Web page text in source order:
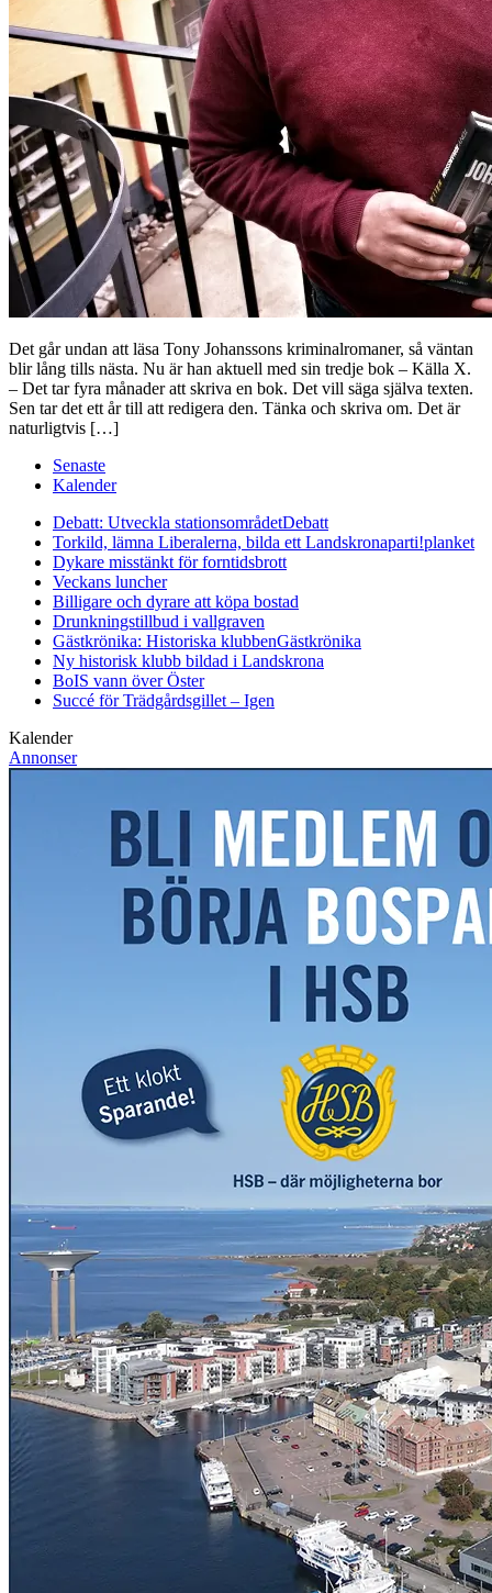
Det går undan att läsa Tony Johanssons kriminalromaner, så väntan
blir lång tills nästa. Nu är han aktuell med sin tredje bok – Källa X.
– Det tar fyra månader att skriva en bok. Det vill säga själva texten.
Sen tar det ett år till att redigera den. Tänka och skriva om. Det är
naturligtvis […]
Senaste
Kalender
Debatt: Utveckla stationsområdetDebatt
Torkild, lämna Liberalerna, bilda ett Landskronaparti!planket
Dykare misstänkt för forntidsbrott
Veckans luncher
Billigare och dyrare att köpa bostad
Drunkningstillbud i vallgraven
Gästkrönika: Historiska klubbenGästkrönika
Ny historisk klubb bildad i Landskrona
BoIS vann över Öster
Succé för Trädgårdsgillet – Igen
Kalender
Annonser